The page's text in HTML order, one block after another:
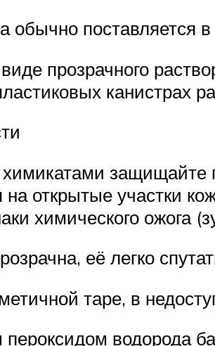
обычно поставляется в
прозрачного
канистрах
защищайте
на открытые участки
химического ожога
её легко
таре, в
водорода